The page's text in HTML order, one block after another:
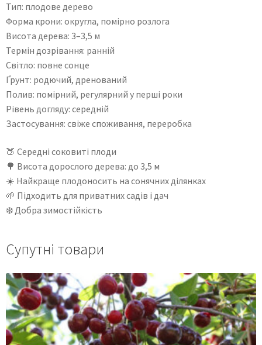
Тип: плодове дерево
Форма крони: округла, помірно розлога
Висота дерева: 3–3,5 м
Термін дозрівання: ранній
Світло: повне сонце
Ґрунт: родючий, дренований
Полив: помірний, регулярний у перші роки
Рівень догляду: середній
Застосування: свіже споживання, переробка
🍑 Середні соковиті плоди
🌳 Висота дорослого дерева: до 3,5 м
☀️ Найкраще плодоносить на сонячних ділянках
🌱 Підходить для приватних садів і дач
❄️ Добра зимостійкість
Супутні товари